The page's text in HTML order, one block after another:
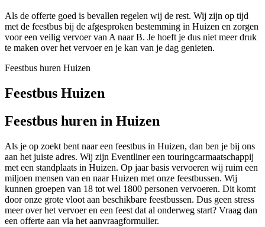
Als de offerte goed is bevallen regelen wij de rest. Wij zijn op tijd
met de feestbus bij de afgesproken bestemming in Huizen en zorgen
voor een veilig vervoer van A naar B. Je hoeft je dus niet meer druk
te maken over het vervoer en je kan van je dag genieten.
Feestbus huren Huizen
Feestbus Huizen
Feestbus huren in Huizen
Als je op zoekt bent naar een feestbus in Huizen, dan ben je bij ons
aan het juiste adres. Wij zijn Eventliner een touringcarmaatschappij
met een standplaats in Huizen. Op jaar basis vervoeren wij ruim een
miljoen mensen van en naar Huizen met onze feestbussen. Wij
kunnen groepen van 18 tot wel 1800 personen vervoeren. Dit komt
door onze grote vloot aan beschikbare feestbussen. Dus geen stress
meer over het vervoer en een feest dat al onderweg start? Vraag dan
een offerte aan via het aanvraagformulier.